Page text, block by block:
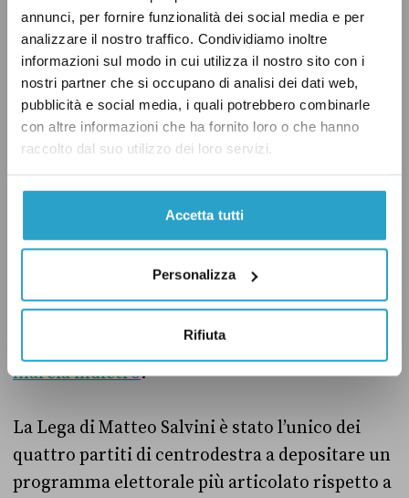
annunci, per fornire funzionalità dei social media e per
analizzare il nostro traffico. Condividiamo inoltre
informazioni sul modo in cui utilizza il nostro sito con i
nostri partner che si occupano di analisi dei dati web,
pubblicità e social media, i quali potrebbero combinarle
con altre informazioni che ha fornito loro o che hanno
raccolto dal suo utilizzo dei loro servizi.
Accetta tutti
Personalizza
Rifiuta
partito guidato da Giorgia Meloni. Da tempo
Ferrari è uno dei maggiori oppositori del
rigassificatore a Piombino. Il 26 agosto, in
un’intervista conLa Repubblica, Ferrariha
dichiaratoche ha ricevuto «rassicurazioni» dai
vertici del suo partito, secondo cui Fratelli
d’Italia è in generale a favore dei rigassificatori
ma ritiene la scelta di Piombino
«assolutamente sbagliata». Il giorno prima,
L’aria che tira
su La7, il senatore di
dichiaratoil «sì» del suo partito al
rigassificatore, per poifare una parziale
marcia indietro.
La Lega di Matteo Salvini è stato l’unico dei
quattro partiti di centrodestra a depositare un
programma elettorale più articolato rispetto a